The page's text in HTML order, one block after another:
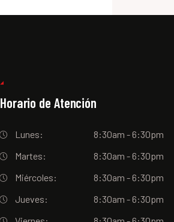
Horario de Atención
Lunes:
8:30am - 6:30pm
Martes:
8:30am - 6:30pm
Miércoles:
8:30am - 6:30pm
Jueves:
8:30am - 6:30pm